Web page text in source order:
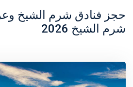
حجز فنادق شرم الشيخ
شرم الشيخ 2026